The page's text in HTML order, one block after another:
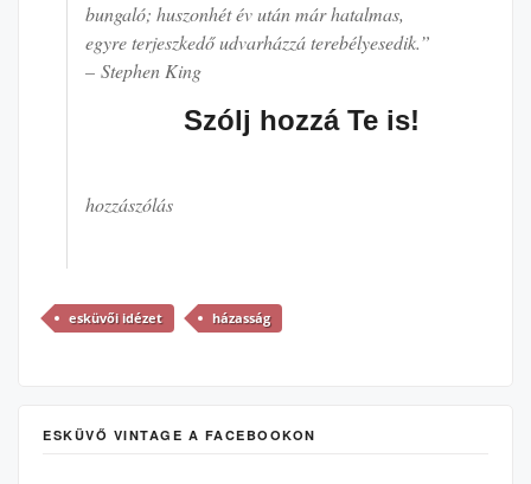
bungaló; huszonhét év után már hatalmas,
egyre terjeszkedő udvarházzá terebélyesedik.”
– Stephen King
Szólj hozzá Te is!
hozzászólás
esküvői idézet házasság
ESKÜVŐ VINTAGE A FACEBOOKON